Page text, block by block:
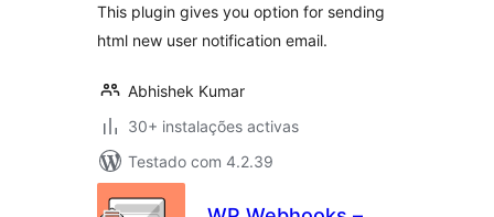
This plugin gives you option for sending
html new user notification email.
Abhishek Kumar
30+ instalações activas
Testado com 4.2.39